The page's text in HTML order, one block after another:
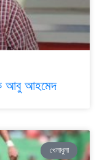
আবু আহমেদ
খেলাধুলা